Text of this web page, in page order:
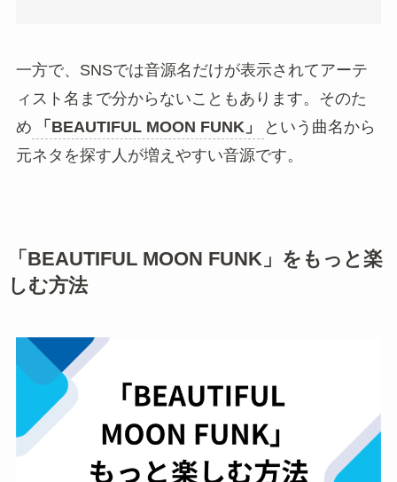
一方で、SNSでは音源名だけが表示されてアーテ
ィスト名まで分からないこともあります。そのた
め
「BEAUTIFUL MOON FUNK」
という曲名から
元ネタを探す人が増えやすい音源です。
「BEAUTIFUL MOON FUNK」をもっと楽
しむ方法